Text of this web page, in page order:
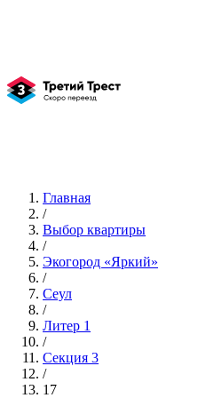
Главная
/
Выбор квартиры
/
Экогород «Яркий»
/
Сеул
/
Литер 1
/
Секция 3
/
17